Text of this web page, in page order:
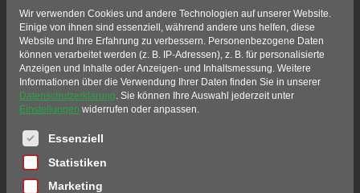
Kleingeräte
Hier finden Sie eine Übersicht unserer
Kleingeräte. Sie haben Wasser im Keller oder
einen längeren Stromausfall?
Mit unseren Hilfsgeräten steht im Notfall
oder auf der Baustelle die nötige
Unterstützung bereit.
Wir verwenden Cookies und andere Technologien auf unserer Website.
Einige von ihnen sind essenziell, während andere uns helfen, diese
Website und Ihre Erfahrung zu verbessern. Personenbezogene Daten
können verarbeitet werden (z. B. IP-Adressen), z. B. für personalisierte
Anzeigen und Inhalte oder Anzeigen- und Inhaltsmessung. Weitere
Informationen über die Verwendung Ihrer Daten finden Sie in unserer
Datenschutzerklärung. Sie können Ihre Auswahl jederzeit unter
Einstellungen widerrufen oder anpassen.
Es folgt eine Liste der Service-Gruppen, für die eine
Essenziell
Statistiken
Marketing